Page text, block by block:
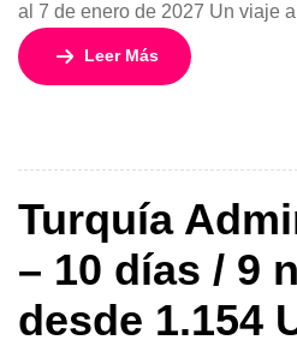
al 7 de enero de 2027 Un viaje
descubre el Egipto de los
un circuito diseñado para
Leer Más
Turquía
– 10 días / 9
desde 1.154